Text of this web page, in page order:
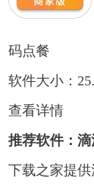
码点餐
软件大小：
查看详情
推荐软件：
下载之家提